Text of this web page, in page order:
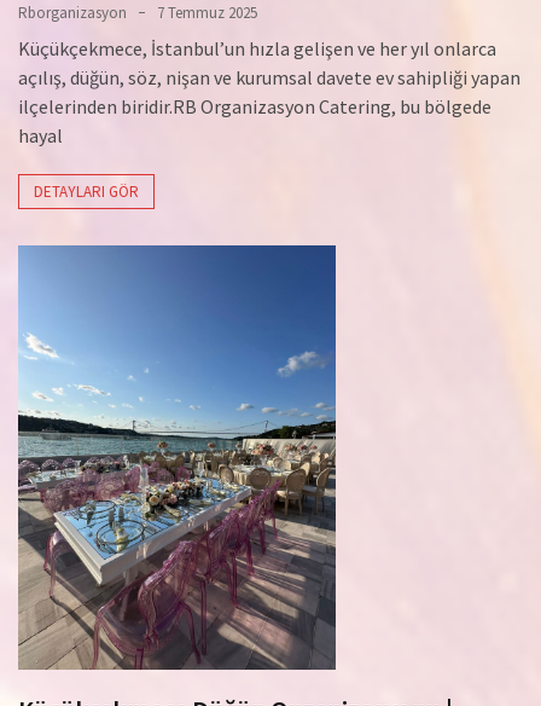
Rborganizasyon 7 Temmuz 2025
Küçükçekmece, İstanbul’un hızla gelişen ve her yıl onlarca
açılış, düğün, söz, nişan ve kurumsal davete ev sahipliği yapan
ilçelerinden biridir.RB Organizasyon Catering, bu bölgede
hayal
DETAYLARI GÖR